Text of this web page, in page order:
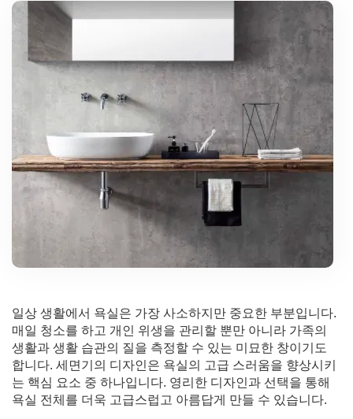
일상 생활에서 욕실은 가장 사소하지만 중요한 부분입니다.
매일 청소를 하고 개인 위생을 관리할 뿐만 아니라 가족의
생활과 생활 습관의 질을 측정할 수 있는 미묘한 창이기도
합니다. 세면기의 디자인은 욕실의 고급 스러움을 향상시키
는 핵심 요소 중 하나입니다. 영리한 디자인과 선택을 통해
욕실 전체를 더욱 고급스럽고 아름답게 만들 수 있습니다.